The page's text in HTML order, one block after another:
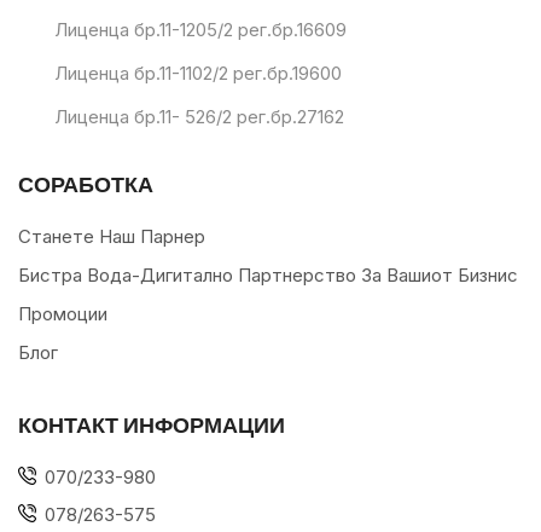
Лиценца бр.11-1205/2 рег.бр.16609
Лиценца бр.11-1102/2 рег.бр.19600
Лиценца бр.11- 526/2 рег.бр.27162
СОРАБОТКА
Станете Наш Парнер
Бистра Вода-Дигитално Партнерство За Вашиот Бизнис
Промоции
Блог
КОНТАКТ ИНФОРМАЦИИ
070/233-980
078/263-575